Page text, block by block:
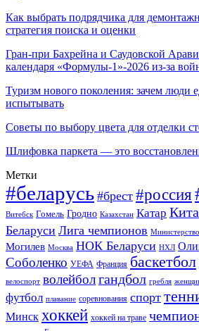
Как выбрать подрядчика для
стратегия поиска и оценки
Гран-при Бахрейна и Саудовской
календаря «Формулы-1»-2026 из-за
Туризм нового поколения: зачем люди
испытывать
Советы по выбору цвета для отделки
Шлифовка паркета — это
Метки
#беларусь #брест #россия
Витебск Гомель Гродно Казахстан Катар
Беларуси Лига чемпионов
Могилев Москва НОК Беларуси НХЛ
Соболенко УЕФА Франция баскетбол
велоспорт волейболгандбол гребля
футбол плавание соревнования спорт
Минск хоккей хоккей на траве